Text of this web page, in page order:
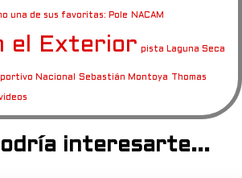
una de sus favoritas: Pole NACAM
el Exterior pista Laguna Seca
Nacional Sebastián Montoya Thomas
interesarte...